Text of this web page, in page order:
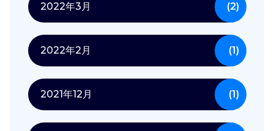
2022年3月 (2)
2022年2月 (1)
2021年12月 (1)